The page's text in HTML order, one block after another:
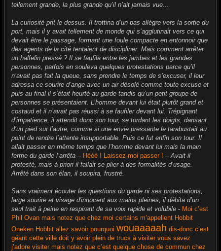
tellement grande, la plus grande qu’il n’ait jamais vue…
La curiosité prit le dessus. Il trottina d’un pas allègre vers la sortie du
port, mais il y avait tellement de monde qui s’agglutinait vers ce qui
devait être le passage, formant une foule compacte en entonnoir que
des agents de la cité tentaient de discipliner. Mais comment arrêter
un halfelin pressé ? Il se faufila entre les jambes et les grandes
personnes, parfois en souleva quelques protestations parce qu’il
n’avait pas fait la queue, sans prendre le temps de s’excuser, il leur
adressa ce sourire d’ange avec un air désolé comme toute excuse et
puis au final il s’était heurté au garde tandis qu’un petit groupe de
personnes se présentaient. L’homme devant lui était plutôt grand et
costaud et il n’avait pas réussi à se faufiler devant lui. Trépignant
d’impatience, il attendit donc son tour, se tordant les doigts, dansant
d’un pied sur l’autre, comme si une envie pressante le tarabustait au
point de rendre l’attente insupportable. Puis ce fut enfin son tour. Il
allait passer en même temps que l’homme devant lui mais la main
ferme du garde l’arrêta – Hééé ! Laissez-moi passer ! – Avait-il
protesté, mais à priori il fallait se plier à des formalités d’usage.
Arrêté dans son élan, il soupira, frustré.
Sans vraiment écouter les questions du garde ni ses protestations,
large sourire et visage d'innocent aux mains pleines, il débita d’un
seul trait à peine en respirant de sa voix rapide et volubile - Moi c’est
Phil Ovan mais notez que chez moi certains m’appellent Hobbit
Oneken Hobbit allez savoir pourquoi wouaaaaah dis-donc c’est
géant cette ville doit y avoir plein de trucs à visiter vous savez
j’adore visiter mais notez que c’est quelque chose de commun chez